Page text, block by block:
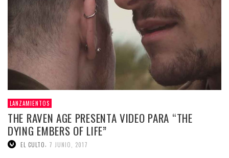
LANZAMIENTOS
THE RAVEN AGE PRESENTA VIDEO PARA “THE
DYING EMBERS OF LIFE”
EL CULTO 7 JUNIO, 2017